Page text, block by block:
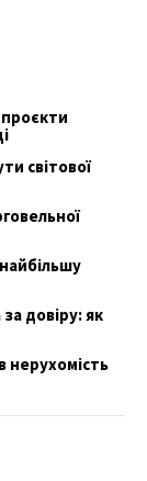
проєкти
світової
довіру: як
нерухомість